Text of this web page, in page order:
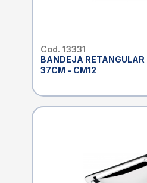
Cod. 13331
BANDEJA
37CM - CM12